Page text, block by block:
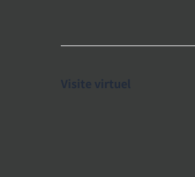
Visite virtuel